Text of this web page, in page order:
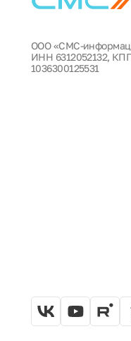
ООО «СМС-
ИНН 6312052132,
1036300125531